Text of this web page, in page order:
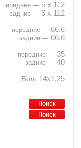
5 x 112
5 x 112
66.6
66.6
35
40
Болт 14х1,25